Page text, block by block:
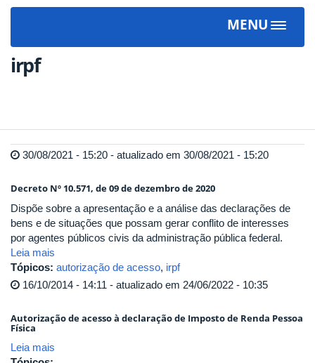
MENU
Toggle
irpf
30/08/2021 - 15:20 - atualizado em 30/08/2021 - 15:20
Decreto Nº 10.571, de 09 de dezembro de 2020
Dispõe sobre a apresentação e a análise das declarações de
bens e de situações que possam gerar conflito de interesses
por agentes públicos civis da administração pública federal.
Leia mais
Tópicos: autorização de acesso, irpf
16/10/2014 - 14:11 - atualizado em 24/06/2022 - 10:35
Autorização de acesso à declaração de Imposto de Renda Pessoa
Física
Leia mais